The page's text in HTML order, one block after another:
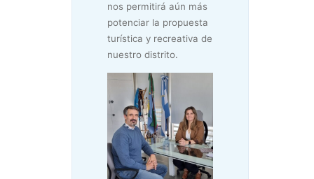
nos permitirá aún más
potenciar la propuesta
turística y recreativa de
nuestro distrito.